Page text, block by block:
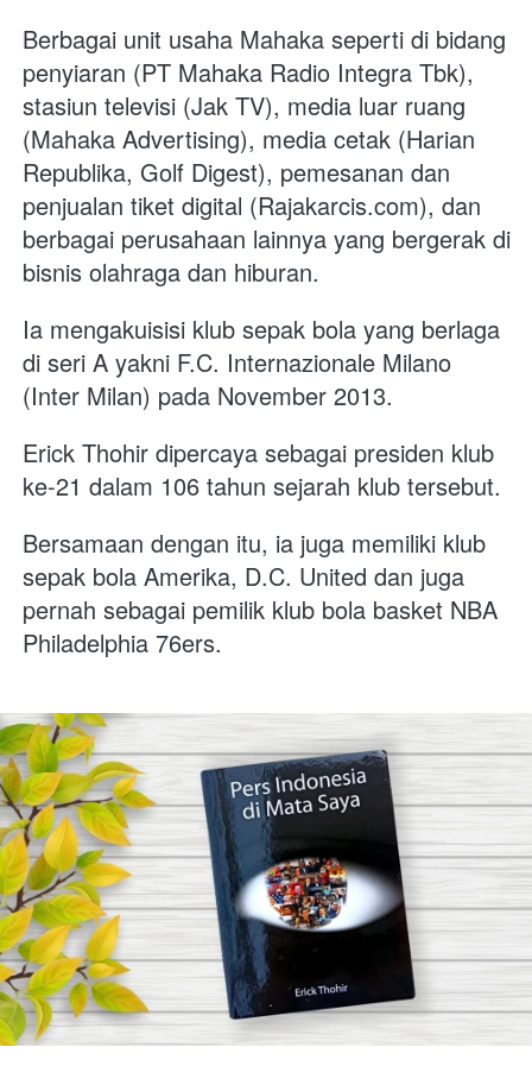
Berbagai unit usaha Mahaka seperti di bidang
penyiaran (PT Mahaka Radio Integra Tbk),
stasiun televisi (Jak TV), media luar ruang
(Mahaka Advertising), media cetak (Harian
Republika, Golf Digest), pemesanan dan
penjualan tiket digital (Rajakarcis.com), dan
berbagai perusahaan lainnya yang bergerak di
bisnis olahraga dan hiburan.
Ia mengakuisisi klub sepak bola yang berlaga
di seri A yakni F.C. Internazionale Milano
(Inter Milan) pada November 2013.
Erick Thohir dipercaya sebagai presiden klub
ke-21 dalam 106 tahun sejarah klub tersebut.
Bersamaan dengan itu, ia juga memiliki klub
sepak bola Amerika, D.C. United dan juga
pernah sebagai pemilik klub bola basket NBA
Philadelphia 76ers.